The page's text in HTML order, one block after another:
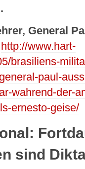
General
http://www.hart-
brasiliens-
paul-
wahrend-der-
ernesto-geise/
sind